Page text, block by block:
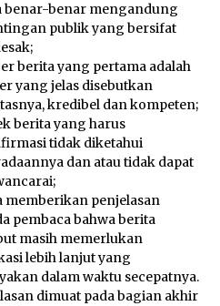
10 LEMBAGA GERAM :
dan KAPOLRES DI LANTUNG CUMA
TAMBANG ILEGAL TETAP JALAN ”
Foto – Foto “
benar-benar mengandung
publik yang bersifat
berita yang pertama adalah
yang jelas disebutkan
kredibel dan kompeten;
berita yang harus
tidak diketahui
dan atau tidak dapat
memberikan penjelasan
pembaca bahwa berita
masih memerlukan
lebih lanjut yang
dalam waktu secepatnya.
dimuat pada bagian akhir